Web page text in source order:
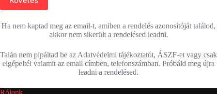
Ha nem kaptad meg az email-t, amiben a rendelés azonosítóját találod,
akkor nem sikerült a rendelésed leadni.
Talán nem pipáltad be az Adatvédelmi tájékoztatót, ÁSZF-et vagy csak
elgépeltél valamit az email címben, telefonszámban. Próbáld meg újra
leadni a rendelésed.
Rólunk